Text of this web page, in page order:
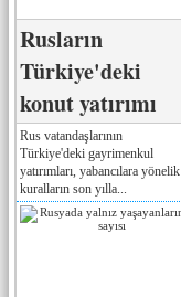
Rusların
Türkiye'deki
konut yatırımı
Rus vatandaşlarının
Türkiye'deki gayrimenkul
yatırımları, yabancılara yönelik
kuralların son yılla...